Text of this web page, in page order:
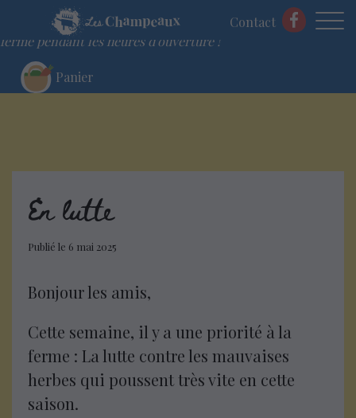
Commandez votre panier en ligne et venez le chercher à la
ferme pendant les heures d'ouverture !
Panier
Contact
En lutte
Publié le 6 mai 2025
Bonjour les amis,
Cette semaine, il y a une priorité à la
ferme : La lutte contre les mauvaises
herbes qui poussent très vite en cette
saison.